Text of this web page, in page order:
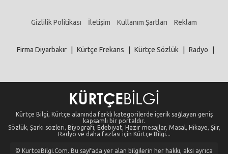
Gizlilik Politikası İletişim Kullanım Şartları Reklam
Firma Diyarbakır Kürtçe Frekans Kürtçe Sözlük Radyo
Kürtçe Bilgi, Kürtçe alanında farklı kategorilerde içerik sağlayan geniş
kapsamlı bir portaldır.
Sözlük, Şarkı sözleri, Biyografi, Edebiyat, Hazır mesajlar, Masal, Hikaye, Şiir,
Radyo ve daha fazlası için Kürtçe Bilgi...
© KurtceBilgi.Com. Bu sayfada yer alan bilgilerin her hakkı, aksi ayrıca